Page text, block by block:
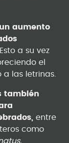
aumento
Esto a su vez
el
las letrinas.
también
entre
como